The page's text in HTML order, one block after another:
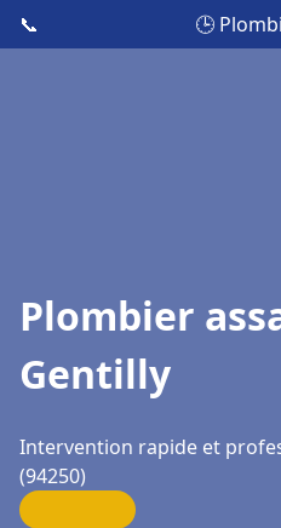
📞 🕒
Plombier
Gentilly
Intervention rapide et
(94250)